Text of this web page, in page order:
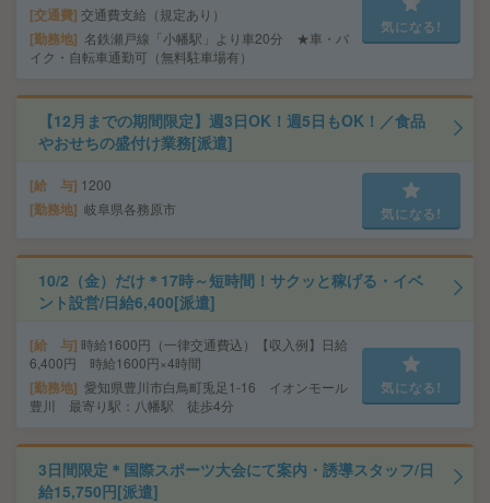
交通費 交通費支給（規定あり）
勤務地 名鉄瀬戸線「小幡駅」より車20分 ★車・バ
イク・自転車通勤可（無料駐車場有）
気になる!
【12月までの期間限定】週3日OK！週5日もOK！／食品
やおせちの盛付け業務[派遣]
給 与 1200
勤務地 岐阜県各務原市 気になる!
10/2（金）だけ＊17時～短時間！サクッと稼げる・イベ
ント設営/日給6,400[派遣]
給 与 時給1600円（一律交通費込）【収入例】日給
6,400円 時給1600円×4時間
勤務地 愛知県豊川市白鳥町兎足1-16 イオンモール
豊川 最寄り駅：八幡駅 徒歩4分
気になる!
3日間限定＊国際スポーツ大会にて案内・誘導スタッフ/日
給15,750円[派遣]